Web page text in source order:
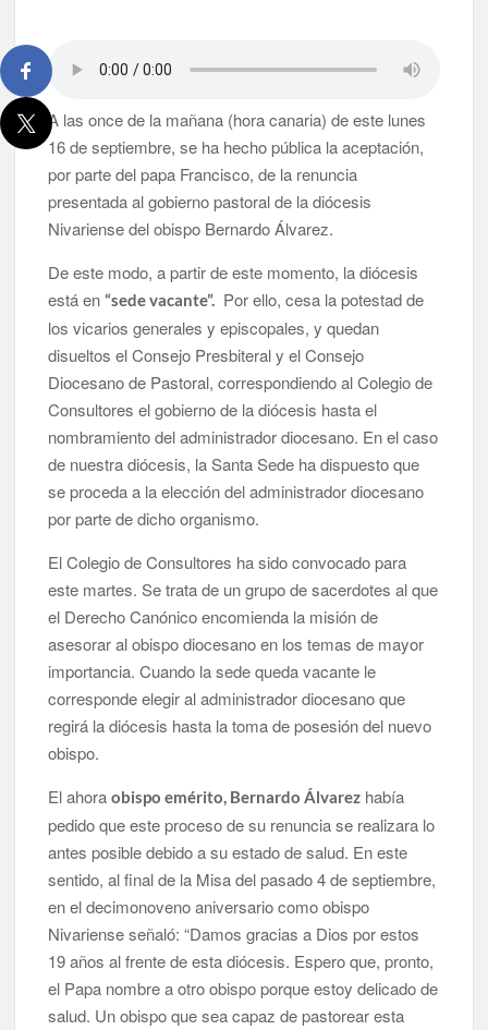
dinamizador de Los Llanos de Aridane
David Ruiz rechaza las críticas de Nueva Canarias y defiende
que Tazacorte “avanza y cumple objetivos”
La Palma impulsa la inserción laboral de mujeres víctimas de
violencia de género con el apoyo empresarial
El Día de la Cometa reúne a cientos de familias en Santa Cruz
Borja Perdomo acusa al Gobierno del Cabildo de falta de
planificación y exige respuestas sobre las pérdidas de agua
Jacob Qadri reclama prioridad para los pacientes de las islas
no capitalinas derivados a hospitales de Tenerife
A las once de la mañana (hora canaria) de este lunes
16 de septiembre, se ha hecho pública la aceptación,
por parte del papa Francisco, de la renuncia
presentada al gobierno pastoral de la diócesis
Nivariense del obispo Bernardo Álvarez.
De este modo, a partir de este momento, la diócesis
está en“sede vacante”. Por ello, cesa la potestad de
los vicarios generales y episcopales, y quedan
disueltos el Consejo Presbiteral y el Consejo
Diocesano de Pastoral, correspondiendo al Colegio de
Consultores el gobierno de la diócesis hasta el
nombramiento del administrador diocesano. En el caso
de nuestra diócesis, la Santa Sede ha dispuesto que
se proceda a la elección del administrador diocesano
por parte de dicho organismo.
El Colegio de Consultores ha sido convocado para
este martes. Se trata de un grupo de sacerdotes al que
el Derecho Canónico encomienda la misión de
asesorar al obispo diocesano en los temas de mayor
importancia. Cuando la sede queda vacante le
corresponde elegir al administrador diocesano que
regirá la diócesis hasta la toma de posesión del nuevo
obispo.
El ahoraobispo emérito, Bernardo Álvarez había
pedido que este proceso de su renuncia se realizara lo
antes posible debido a su estado de salud. En este
sentido, al final de la Misa del pasado 4 de septiembre,
en el decimonoveno aniversario como obispo
Nivariense señaló: “Damos gracias a Dios por estos
19 años al frente de esta diócesis. Espero que, pronto,
el Papa nombre a otro obispo porque estoy delicado de
salud. Un obispo que sea capaz de pastorear esta